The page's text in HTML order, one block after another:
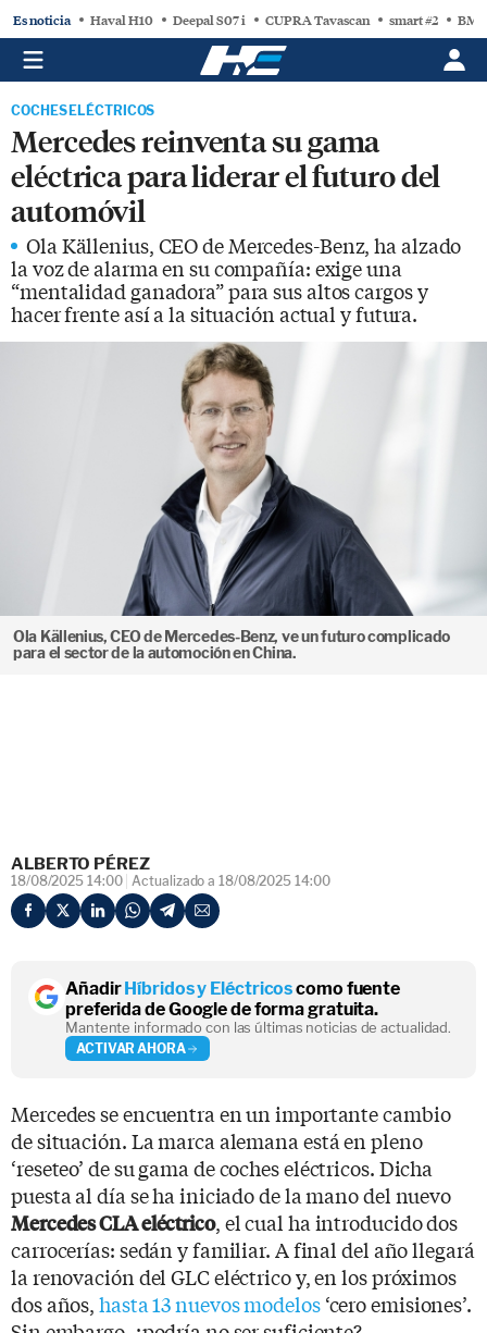
Es noticia Haval H10 Deepal S07 i CUPRA Tavascan smart #2
COCHES ELÉCTRICOS
Mercedes reinventa su gama
eléctrica para liderar el futuro del
automóvil
Ola Källenius, CEO de Mercedes-Benz, ha alzado
la voz de alarma en su compañía: exige una
“mentalidad ganadora” para sus altos cargos y
hacer frente así a la situación actual y futura.
Ola Källenius, CEO de Mercedes-Benz, ve un futuro complicado
para el sector de la automoción en China.
ALBERTO PÉREZ
18/08/2025 14:00 Actualizado a 18/08/2025 14:00
AñadirHíbridos y Eléctricoscomo fuente
preferida de Google de forma gratuita.
Mantente informado con las últimas noticias de actualidad.
ACTIVAR AHORA
Mercedes se encuentra en un importante cambio
de situación. La marca alemana está en pleno
‘reseteo’ de su gama de coches eléctricos. Dicha
puesta al día se ha iniciado de la mano del nuevo
Mercedes CLA eléctrico, el cual ha introducido dos
carrocerías: sedán y familiar. A final del año llegará
la renovación del GLC eléctrico y, en los próximos
dos años,hasta 13 nuevos modelos‘cero emisiones’.